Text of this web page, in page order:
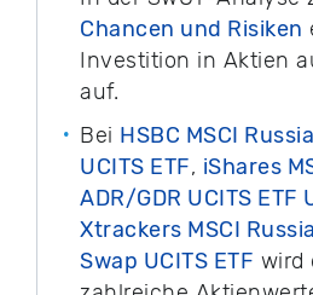
Chancen und Risiken
Investition in Aktien
auf.
Bei HSBC MSCI
UCITS ETF, iShares
ADR/GDR UCITS ETF
Xtrackers MSCI
Swap UCITS ETF wird